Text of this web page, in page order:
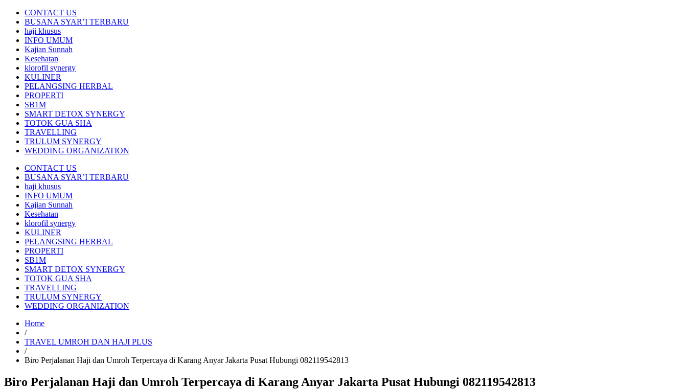
CONTACT US
BUSANA SYAR’I TERBARU
haji khusus
INFO UMUM
Kajian Sunnah
Kesehatan
klorofil synergy
KULINER
PELANGSING HERBAL
PROPERTI
SB1M
SMART DETOX SYNERGY
TOTOK GUA SHA
TRAVELLING
TRULUM SYNERGY
WEDDING ORGANIZATION
CONTACT US
BUSANA SYAR’I TERBARU
haji khusus
INFO UMUM
Kajian Sunnah
Kesehatan
klorofil synergy
KULINER
PELANGSING HERBAL
PROPERTI
SB1M
SMART DETOX SYNERGY
TOTOK GUA SHA
TRAVELLING
TRULUM SYNERGY
WEDDING ORGANIZATION
Home
/
TRAVEL UMROH DAN HAJI PLUS
/
Biro Perjalanan Haji dan Umroh Terpercaya di Karang Anyar Jakarta Pusat Hubungi 082119542813
Biro Perjalanan Haji dan Umroh Terpercaya di Karang Anyar Jakarta Pusat Hubungi 082119542813